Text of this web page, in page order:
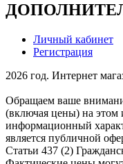
Личный кабинет
Регистрация
2026 год. Интернет
Обращаем ваше
(включая цены) на этом
информационный
является публичной
Статьи 437 (2)